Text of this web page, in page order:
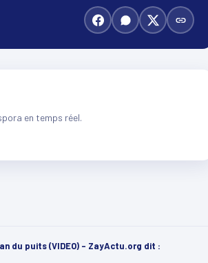
en temps réel.
du puits (VIDEO) - ZayActu.org dit :